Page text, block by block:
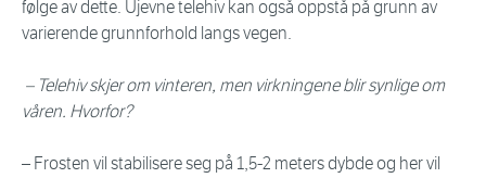
følge av dette. Ujevne telehiv kan også oppstå på grunn av
varierende grunnforhold langs vegen.
– Telehiv skjer om vinteren, men virkningene blir synlige om
våren. Hvorfor?
– Frosten vil stabilisere seg på 1,5-2 meters dybde og her vil